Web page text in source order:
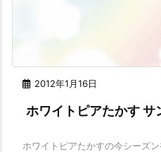
2012年1月16日
ホワイトピアたかす サ
ホワイトピアたかすの今シーズ